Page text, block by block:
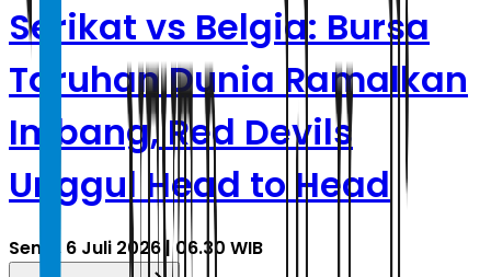
Serikat vs Belgia: Bursa
Taruhan Dunia Ramalkan
Imbang, Red Devils
Unggul Head to Head
Senin, 6 Juli 2026 | 06.30 WIB